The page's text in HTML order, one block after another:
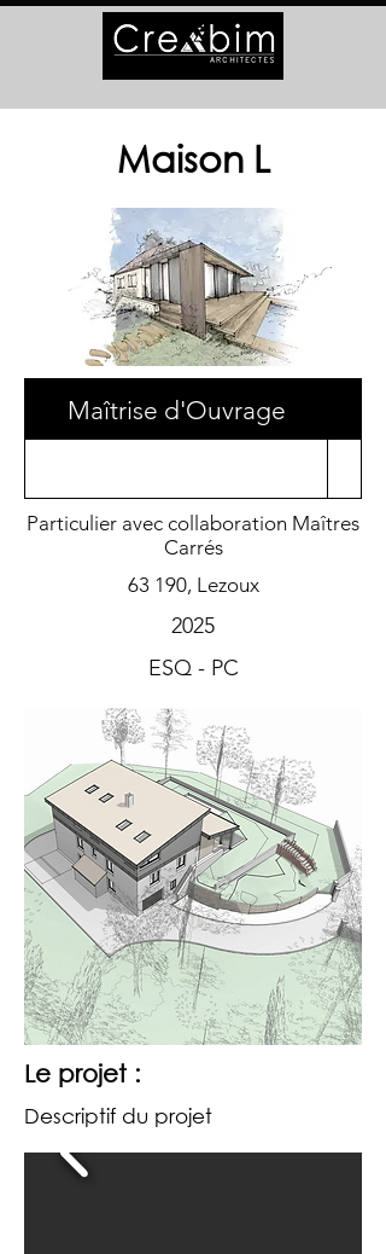
Maison L
Maîtrise d'Ouvrage
Particulier avec collaboration Maîtres
Carrés
63 190, Lezoux
2025
ESQ - PC
Le projet :
Descriptif du projet